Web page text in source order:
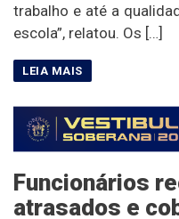
trabalho e até a
escola”, relatou. Os […]
Funcionários
atrasados e